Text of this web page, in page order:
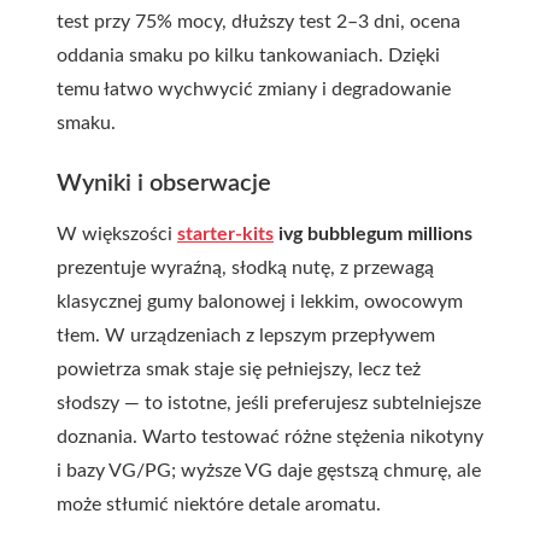
test przy 75% mocy, dłuższy test 2–3 dni, ocena
oddania smaku po kilku tankowaniach. Dzięki
temu łatwo wychwycić zmiany i degradowanie
smaku.
Wyniki i obserwacje
W większości starter-kits ivg bubblegum millions
prezentuje wyraźną, słodką nutę, z przewagą
klasycznej gumy balonowej i lekkim, owocowym
tłem. W urządzeniach z lepszym przepływem
powietrza smak staje się pełniejszy, lecz też
słodszy — to istotne, jeśli preferujesz subtelniejsze
doznania. Warto testować różne stężenia nikotyny
i bazy VG/PG; wyższe VG daje gęstszą chmurę, ale
może stłumić niektóre detale aromatu.